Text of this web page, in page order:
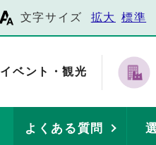
文字サイズ 拡大 標準
イベント・観光
よくある質問